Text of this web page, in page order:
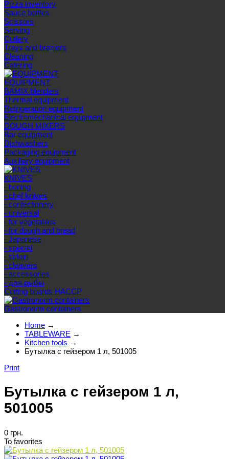
Pizza inventory
Sauce bottles
Scissors
Serving
Cutlery
Trays and braziers
Сleaning
Catering
EQUIPMENT
BAMIX blenders
Thermal equipment
Refrigeration equipment
Electromechanical equipment
DOUGH MIXERS
Bar equipment
Dishwashers
Packaging equipment
Auxiliary equipment
KNIVES
- boning
- chef knives
- confectionery
- universal
- for vegetables
- for dough and bread
- Japanese
- special
- sirloin
- cleavers
- accessories
- для рыбы
Cutting boards HACCP
Gastronorm containers
Home →
TABLEWARE →
Kitchen tools →
Бутылка с гейзером 1 л, 501005
Print
Бутылка с гейзером 1 л,
501005
0 грн.
To favorites